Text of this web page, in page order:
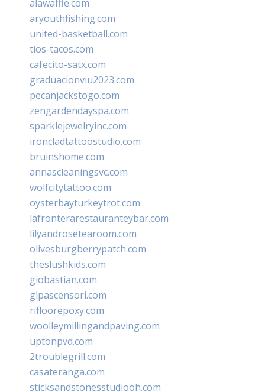
alawaffle.com
aryouthfishing.com
united-basketball.com
tios-tacos.com
cafecito-satx.com
graduacionviu2023.com
pecanjackstogo.com
zengardendayspa.com
sparklejewelryinc.com
ironcladtattoostudio.com
bruinshome.com
annascleaningsvc.com
wolfcitytattoo.com
oysterbayturkeytrot.com
lafronterarestauranteybar.com
lilyandrosetearoom.com
olivesburgberrypatch.com
theslushkids.com
giobastian.com
glpascensori.com
rifloorepoxy.com
woolleymillingandpaving.com
uptonpvd.com
2troublegrill.com
casateranga.com
sticksandstonesstudiooh.com